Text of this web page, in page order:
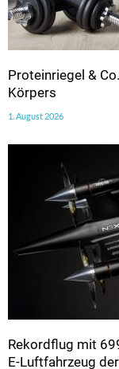
Proteinriegel &
Körpers
1. August 2026
Rekordflug mit
E-Luftfahrzeug